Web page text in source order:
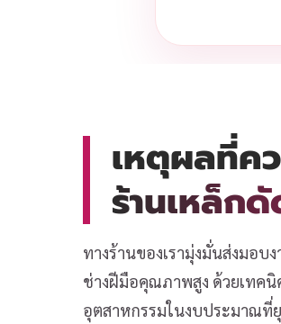
เหตุผลที่คว
ร้านเหล็ก
ทางร้านของเรามุ่งมั่นส่งมอบ
ช่างฝีมือคุณภาพสูง ด้วยเทคนิ
อุตสาหกรรมในงบประมาณที่